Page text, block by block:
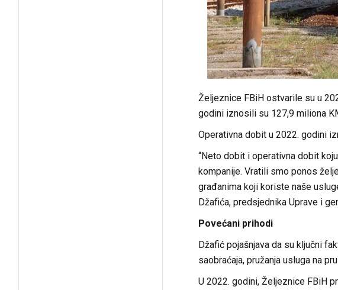
Željeznice FBiH ostvarile su u
godini iznosili su 127,9 miliona
Operativna dobit u 2022. godini
“Neto dobit i operativna dobit
kompanije. Vratili smo ponos
građanima koji koriste naše
Džafića, predsjednika Uprave i
Povećani prihodi
Džafić pojašnjava da su ključni
saobraćaja, pružanja usluga na
U 2022. godini, Željeznice FBiH